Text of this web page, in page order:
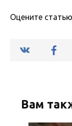
Оцените статью
Вам